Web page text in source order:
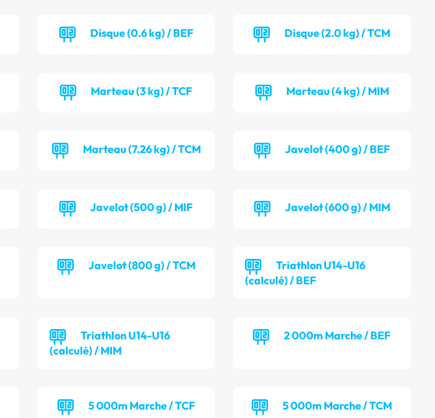
Disque (0.6 kg) / BEF Disque (2.0 kg) / TCM
Marteau (3 kg) / TCF Marteau (4 kg) / MIM
Marteau (7.26 kg) / TCM Javelot (400 g) / BEF
Javelot (500 g) / MIF Javelot (600 g) / MIM
Javelot (800 g) / TCM
Triathlon U14-U16
(calculé) / BEF
Triathlon U14-U16
(calculé) / MIM
2 000m Marche / BEF
5 000m Marche / TCF 5 000m Marche / TCM